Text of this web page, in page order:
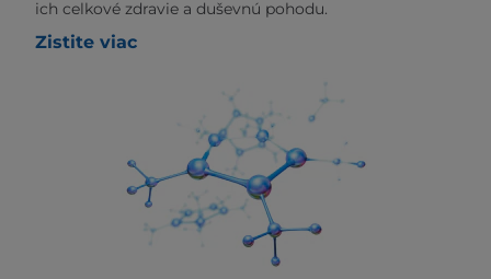
ich celkové zdravie a duševnú pohodu.
Zistite viac